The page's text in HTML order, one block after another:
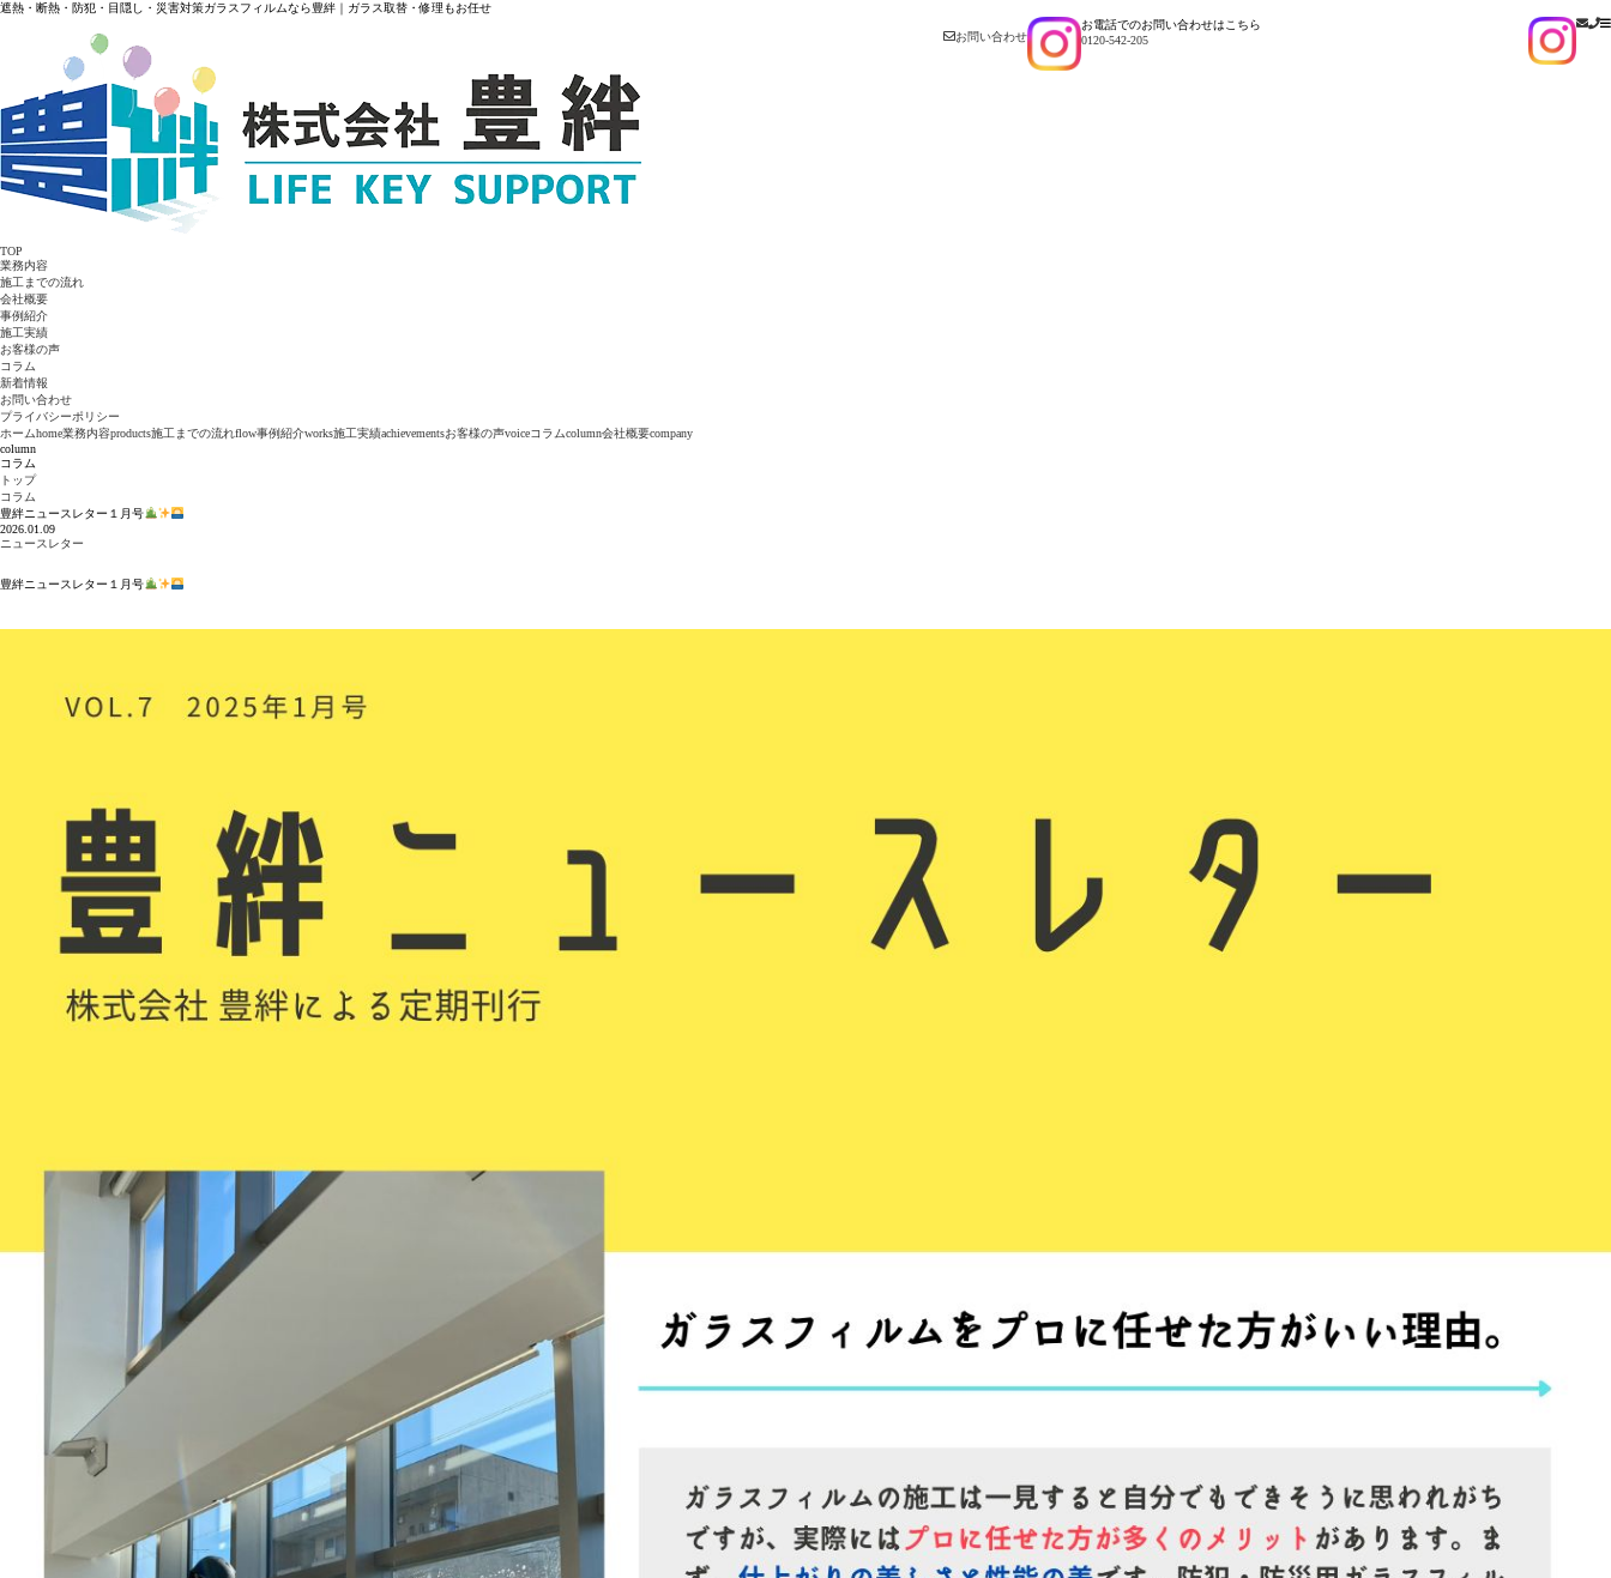
遮熱・断熱・防犯・目隠し・災害対策ガラスフィルムなら豊絆｜ガラス取替・修理もお任せ
お問い合わせ
お電話でのお問い合わせはこちら
0120-542-205
TOP
業務内容
施工までの流れ
会社概要
事例紹介
施工実績
お客様の声
コラム
新着情報
お問い合わせ
プライバシーポリシー
ホームhome業務内容products施工までの流れflow事例紹介works施工実績achievementsお客様の声voiceコラムcolumn会社概要company
column
コラム
トップ
コラム
豊絆ニュースレター１月号
2026.01.09
ニュースレター
豊絆ニュースレター１月号